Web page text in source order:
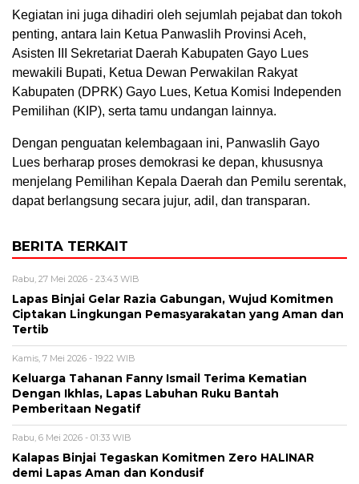
Kegiatan ini juga dihadiri oleh sejumlah pejabat dan tokoh
penting, antara lain Ketua Panwaslih Provinsi Aceh,
Asisten III Sekretariat Daerah Kabupaten Gayo Lues
mewakili Bupati, Ketua Dewan Perwakilan Rakyat
Kabupaten (DPRK) Gayo Lues, Ketua Komisi Independen
Pemilihan (KIP), serta tamu undangan lainnya.
Dengan penguatan kelembagaan ini, Panwaslih Gayo
Lues berharap proses demokrasi ke depan, khususnya
menjelang Pemilihan Kepala Daerah dan Pemilu serentak,
dapat berlangsung secara jujur, adil, dan transparan.
BERITA TERKAIT
Rabu, 27 Mei 2026 - 23:43 WIB
Lapas Binjai Gelar Razia Gabungan, Wujud Komitmen
Ciptakan Lingkungan Pemasyarakatan yang Aman dan
Tertib
Kamis, 7 Mei 2026 - 19:22 WIB
Keluarga Tahanan Fanny Ismail Terima Kematian
Dengan Ikhlas, Lapas Labuhan Ruku Bantah
Pemberitaan Negatif
Rabu, 6 Mei 2026 - 01:33 WIB
Kalapas Binjai Tegaskan Komitmen Zero HALINAR
demi Lapas Aman dan Kondusif